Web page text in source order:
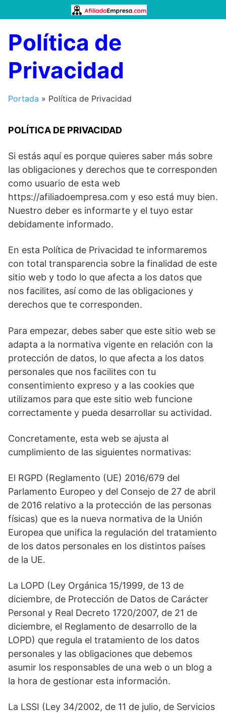
al
Política de
Privacidad
Portada » Política de Privacidad
POLÍTICA DE PRIVACIDAD
Si estás aquí es porque quieres saber más sobre
las obligaciones y derechos que te corresponden
como usuario de esta web
https://afiliadoempresa.com y eso está muy bien.
Nuestro deber es informarte y el tuyo estar
debidamente informado.
En esta Política de Privacidad te informaremos
con total transparencia sobre la finalidad de este
sitio web y todo lo que afecta a los datos que
nos facilites, así como de las obligaciones y
derechos que te corresponden.
Para empezar, debes saber que este sitio web se
adapta a la normativa vigente en relación con la
protección de datos, lo que afecta a los datos
personales que nos facilites con tu
consentimiento expreso y a las cookies que
utilizamos para que este sitio web funcione
correctamente y pueda desarrollar su actividad.
Concretamente, esta web se ajusta al
cumplimiento de las siguientes normativas:
El RGPD (Reglamento (UE) 2016/679 del
Parlamento Europeo y del Consejo de 27 de abril
de 2016 relativo a la protección de las personas
físicas) que es la nueva normativa de la Unión
Europea que unifica la regulación del tratamiento
de los datos personales en los distintos países
de la UE.
La LOPD (Ley Orgánica 15/1999, de 13 de
diciembre, de Protección de Datos de Carácter
Personal y Real Decreto 1720/2007, de 21 de
diciembre, el Reglamento de desarrollo de la
LOPD) que regula el tratamiento de los datos
personales y las obligaciones que debemos
asumir los responsables de una web o un blog a
la hora de gestionar esta información.
La LSSI (Ley 34/2002, de 11 de julio, de Servicios